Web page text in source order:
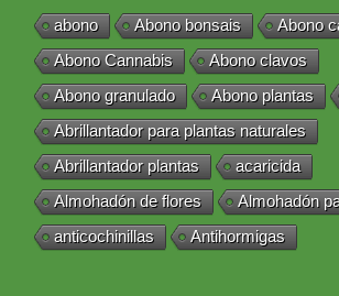
abono Abono bonsais
Abono
Abono Cannabis
Abono clavos
Abono granulado
Abono plantas
Abrillantador para plantas naturales
Abrillantador plantas
acaricida
Almohadón de flores
Almohadón
anticochinillas
Antihormigas